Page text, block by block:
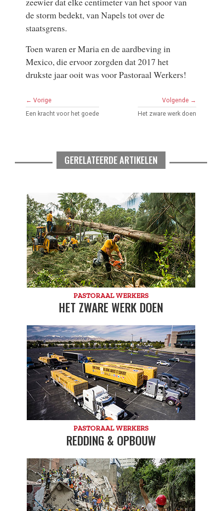
de storm bedekt, van Napels tot over de
staatsgrens.
Toen waren er Maria en de aardbeving in
Mexico, die ervoor zorgden dat 2017 het
drukste jaar ooit was voor Pastoraal Werkers!
← Vorige
Een kracht voor het goede
Volgende →
Het zware werk doen
GERELATEERDE ARTIKELEN
PASTORAAL WERKERS
HET ZWARE WERK DOEN
PASTORAAL WERKERS
REDDING & OPBOUW